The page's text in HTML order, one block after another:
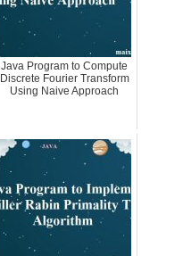
Java Program to Compute
Discrete Fourier Transform
Using Naive Approach